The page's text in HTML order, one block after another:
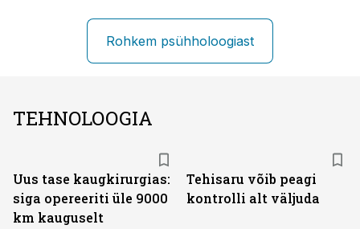
Rohkem psühholoogiast
TEHNOLOOGIA
Uus tase kaugkirurgias:
siga opereeriti üle 9000
km kauguselt
Tehisaru võib peagi
kontrolli alt väljuda